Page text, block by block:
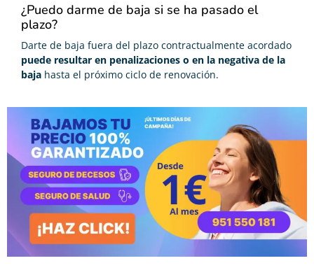
¿Puedo darme de baja si se ha pasado el
plazo?
Darte de baja fuera del plazo contractualmente acordado
puede resultar en penalizaciones o en la negativa de la
baja hasta el próximo ciclo de renovación.